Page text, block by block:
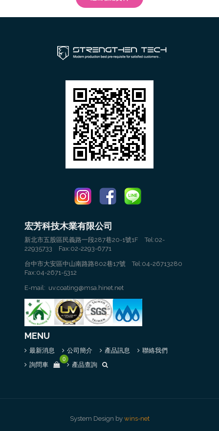
宏芳科技木業有限公司
新北市五股區民義路一段287巷20-1號1F Tel:02-
22935733 Fax:02-2293-6771
台中市大安區中山南路路802巷17號 Tel:04-26713280
Fax:04-2671-5312
E-mail: uv.coating@msa.hinet.net
MENU
最新消息 公司簡介 產品訊息
聯絡我們
詢問車
0
產品查詢
System Design by wins-net